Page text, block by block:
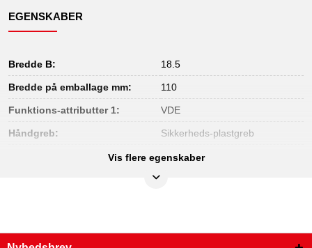
EGENSKABER
Bredde B: 18.5
Bredde på emballage mm: 110
Funktions-attributter 1: VDE
Håndgreb: Sikkerheds-plastgreb
Højde på emballage mm: 29
Vis flere egenskaber